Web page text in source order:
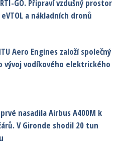
GO. Připraví vzdušný prostor
a nákladních dronů
Aero Engines založí společný
vývoj vodíkového elektrického
nasadila Airbus A400M k
V Gironde shodil 20 tun